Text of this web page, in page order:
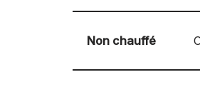
Non chauffé